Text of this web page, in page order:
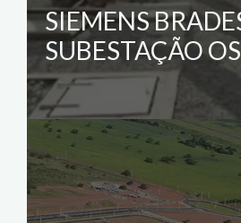
SIEMENS
SUBESTAÇÃO